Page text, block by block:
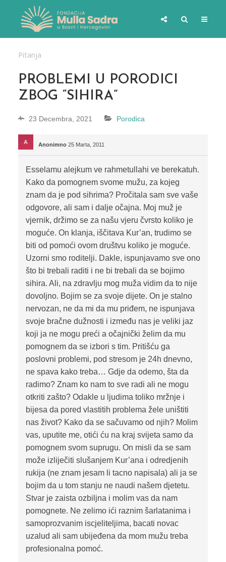
Pitanja
PROBLEMI U PORODICI
ZBOG “SIHIRA”
23 Decembra, 2021 Porodica
Anonimno 25 Marta, 2011
Esselamu alejkum ve rahmetullahi ve berekatuh.
Kako da pomognem svome mužu, za kojeg
znam da je pod sihrima? Pročitala sam sve vaše
odgovore, ali sam i dalje očajna. Moj muž je
vjernik, držimo se za našu vjeru čvrsto koliko je
moguće. On klanja, iščitava Kur’an, trudimo se
biti od pomoći ovom društvu koliko je moguće.
Uzorni smo roditelji. Dakle, ispunjavamo sve ono
što bi trebali raditi i ne bi trebali da se bojimo
sihira. Ali, na zdravlju mog muža vidim da to nije
dovoljno. Bojim se za svoje dijete. On je stalno
nervozan, ne da mi da mu priđem, ne ispunjava
svoje bračne dužnosti i između nas je veliki jaz
koji ja ne mogu preći a očajnički želim da mu
pomognem da se izbori s tim. Pritišću ga
poslovni problemi, pod stresom je 24h dnevno,
ne spava kako treba… Gdje da odemo, šta da
radimo? Znam ko nam to sve radi ali ne mogu
otkriti zašto? Odakle u ljudima toliko mržnje i
bijesa da pored vlastitih problema žele uništiti
nas život? Kako da se sačuvamo od njih? Molim
vas, uputite me, otići ću na kraj svijeta samo da
pomognem svom suprugu. On misli da se sam
može izliječiti slušanjem Kur’ana i odredjenih
rukija (ne znam jesam li tacno napisala) ali ja se
bojim da u tom stanju ne naudi našem djetetu.
Stvar je zaista ozbiljna i molim vas da nam
pomognete. Ne zelimo ići raznim šarlatanima i
samoprozvanim iscjeliteljima, bacati novac
uzalud ali sam ubijeđena da mom mužu treba
profesionalna pomoć.